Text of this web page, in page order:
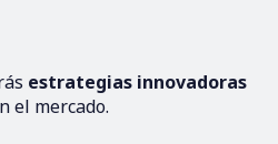
estrategias innovadoras
el mercado.